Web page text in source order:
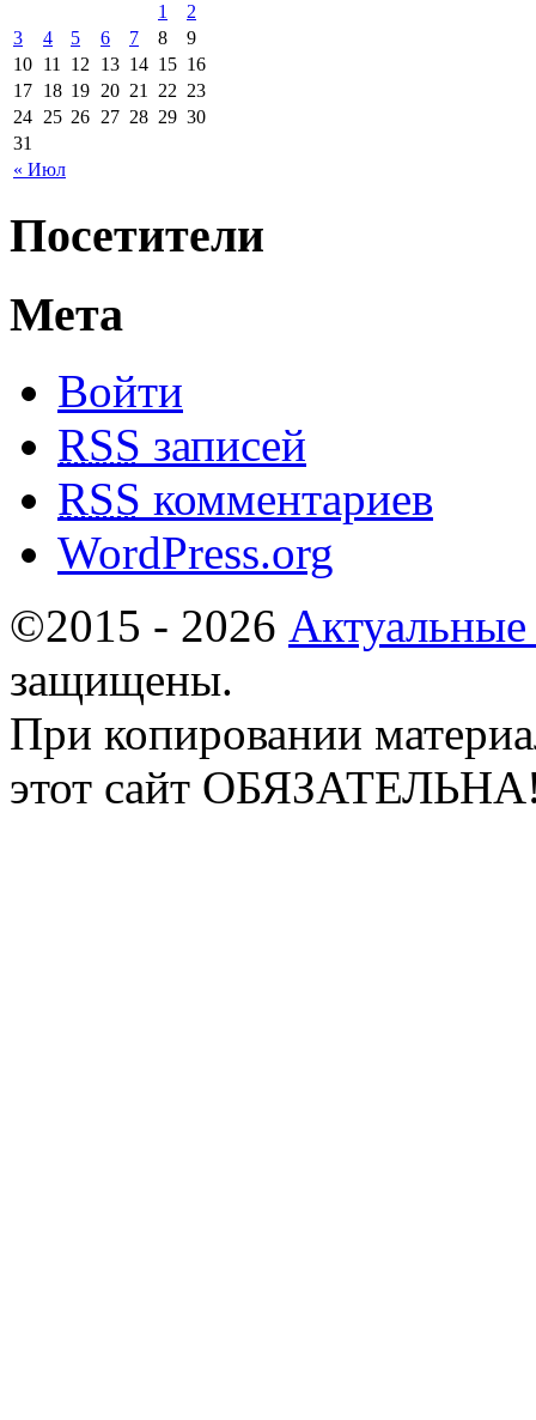
« Июл
1
2
3
4 5 6 7 8
9
10 11 12 13 14 15 16
17 18 19 20 21 22 23
24 25 26 27 28 29 30
31
Посетители
Мета
Войти
RSS записей
RSS комментариев
WordPress.org
©2015 - 2026
защищены.
При копировании
этот сайт